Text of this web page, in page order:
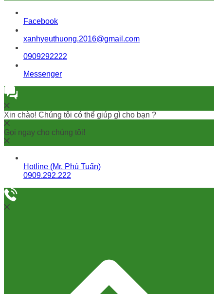
Facebook
xanhyeuthuong.2016@gmail.com
0909292222
Messenger
Xin chào! Chúng tôi có thể giúp gì cho bạn ?
Gọi ngay cho chúng tôi!
Hotline (Mr. Phú Tuấn)
0909.292.222